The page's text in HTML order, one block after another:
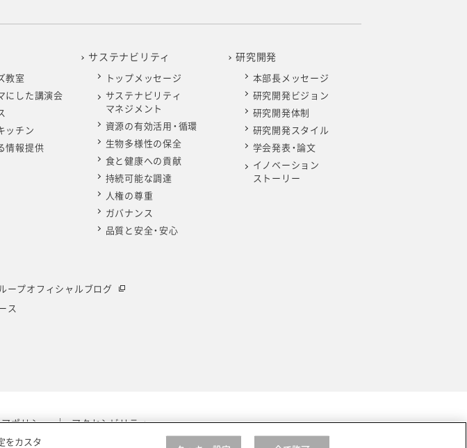
教室
にした講演会
ッチン
情報提供
サステナビリティ
トップメッセージ
サステナビリティ
マネジメント
資源の有効活用・循環
生物多様性の保全
食と健康への貢献
持続可能な調達
人権の尊重
ガバナンス
品質と安全・安心
研究開発
本部長メッセージ
研究開発ビジョン
研究開発体制
研究開発スタイル
学会発表・論文
イノベーション
ストーリー
ープオフィシャルブログ
ス
ポリシー
アクセシビリティ
をカスタ